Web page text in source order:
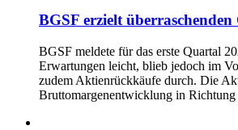
BGSF erzielt
BGSF meldete für das erste Quartal
Erwartungen leicht, blieb jedoch im
zudem Aktienrückkäufe durch. Die
Bruttomargenentwicklung in Richtung